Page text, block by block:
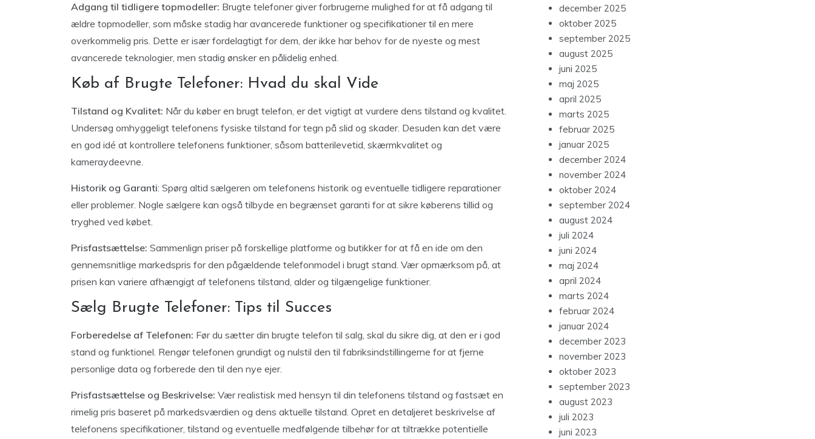
Adgang til tidligere topmodeller: Brugte telefoner giver forbrugerne mulighed for at få adgang til
ældre topmodeller, som måske stadig har avancerede funktioner og specifikationer til en mere
overkommelig pris. Dette er især fordelagtigt for dem, der ikke har behov for de nyeste og mest
avancerede teknologier, men stadig ønsker en pålidelig enhed.
Køb af Brugte Telefoner: Hvad du skal Vide
Tilstand og Kvalitet: Når du køber en brugt telefon, er det vigtigt at vurdere dens tilstand og kvalitet.
Undersøg omhyggeligt telefonens fysiske tilstand for tegn på slid og skader. Desuden kan det være
en god idé at kontrollere telefonens funktioner, såsom batterilevetid, skærmkvalitet og
kameraydeevne.
Historik og Garanti: Spørg altid sælgeren om telefonens historik og eventuelle tidligere reparationer
eller problemer. Nogle sælgere kan også tilbyde en begrænset garanti for at sikre køberens tillid og
tryghed ved købet.
Prisfastsættelse: Sammenlign priser på forskellige platforme og butikker for at få en ide om den
gennemsnitlige markedspris for den pågældende telefonmodel i brugt stand. Vær opmærksom på, at
prisen kan variere afhængigt af telefonens tilstand, alder og tilgængelige funktioner.
Sælg Brugte Telefoner: Tips til Succes
Forberedelse af Telefonen: Før du sætter din brugte telefon til salg, skal du sikre dig, at den er i god
stand og funktionel. Rengør telefonen grundigt og nulstil den til fabriksindstillingerne for at fjerne
personlige data og forberede den til den nye ejer.
Prisfastsættelse og Beskrivelse: Vær realistisk med hensyn til din telefonens tilstand og fastsæt en
rimelig pris baseret på markedsværdien og dens aktuelle tilstand. Opret en detaljeret beskrivelse af
telefonens specifikationer, tilstand og eventuelle medfølgende tilbehør for at tiltrække potentielle
december 2025
oktober 2025
september 2025
august 2025
juni 2025
maj 2025
april 2025
marts 2025
februar 2025
januar 2025
december 2024
november 2024
oktober 2024
september 2024
august 2024
juli 2024
juni 2024
maj 2024
april 2024
marts 2024
februar 2024
januar 2024
december 2023
november 2023
oktober 2023
september 2023
august 2023
juli 2023
juni 2023